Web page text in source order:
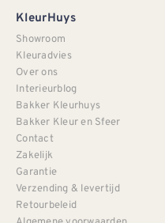
KleurHuys
Showroom
Kleuradvies
Over ons
Interieurblog
Bakker Kleurhuys
Bakker Kleur en Sfeer
Contact
Zakelijk
Garantie
Verzending & levertijd
Retourbeleid